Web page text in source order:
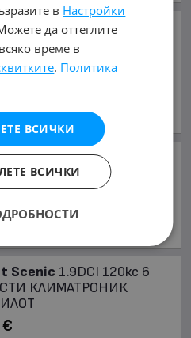
Scenic 1, 500DCI
лв.
Scenic1.9DCI 130 к.с
2009 г., Дизелов
Scenic 1.9DCI 120кс 6
КЛИМАТРОНИК
в Настройки
да оттеглите
време в
. Политика
ВСИЧКИ
ВСИЧКИ